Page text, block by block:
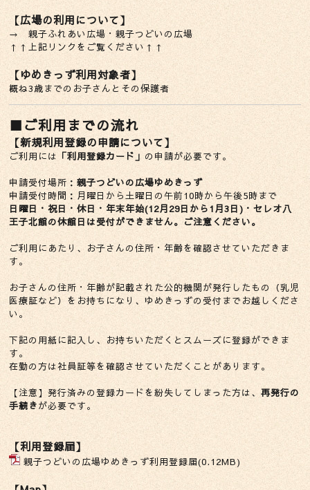
【広場の利用について】
→親子ふれあい広場・親子つどいの広場
↑↑上記リンクをご覧ください↑↑
【ゆめきっず利用対象者】
概ね3歳までのお子さんとその保護者
■ご利用までの流れ
【新規利用登録の申請について】
ご利用には 「利用登録カード」 の申請が必要です。
申請受付場所：親子つどいの広場ゆめきっず
申請受付時間：月曜日から土曜日の午前10時から午後5時まで
日曜日・祝日・休日・年末年始(12月29日から1月3日)・セレオ八
王子北館の休館日は受付ができません。ご注意ください。
ご利用にあたり、お子さんの住所・年齢を確認させていただきま
す。
お子さんの住所・年齢が記載された公的機関が発行したもの（乳児
医療証など）をお持ちになり、ゆめきっずの受付までお越しくださ
い。
下記の用紙に記入し、お持ちいただくとスムーズに登録ができま
す。
在勤の方は社員証等を確認させていただくことがあります。
【注意】発行済みの登録カードを紛失してしまった方は、再発行の
手続きが必要です。
【利用登録届】
親子つどいの広場ゆめきっず利用登録届(0.12MB)